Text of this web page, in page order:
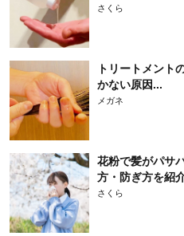
さくら
トリートメント
かない原因...
メガネ
花粉で髪がパサ
方・防ぎ方を紹
さくら